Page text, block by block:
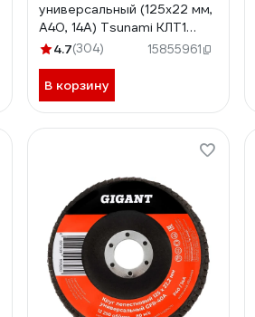
универсальный (125х22 мм,
А40, 14А) Tsunami КЛТ1
D96100000012540
4.7(304) 15855961
В корзину